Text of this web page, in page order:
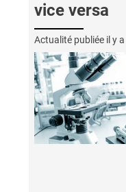
vice versa
Actualité publiée il y a